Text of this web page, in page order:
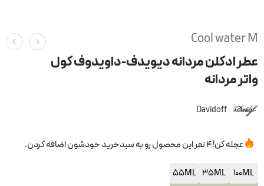
Cool water M
عطر ادکلن مردانه دیویدف-داویدوف کول
واتر مردانه
Davidoff
عجله کن! 4 نفر این محصول رو به سبدخرید خودشون اضافه کردن.
100ML
35ML
55ML